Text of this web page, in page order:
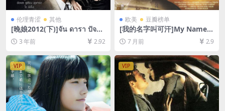
伦理青涩 其他
[晚娘2012(下)]จัน ดารา ปัจฉิ
มบท (2013)[百度网盘+迅雷云
盘资源1080P超清未删减][MP
4/9GB][中英字幕]
3 年前 2.92
欧美 豆瓣榜单
[我的名字叫可汗]My Name I
s Khan (2010)[百度网盘+夸
克网盘1080P超清未删减资源]
[网盘在线播放/下载][MP4/12
GB][中英字幕]
7 月前 2.9
VIP VIP